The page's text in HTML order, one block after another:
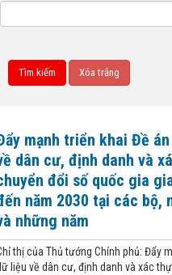
mạnh triển khai Đề
dân cư, định danh và
đổi số quốc gia
năm 2030 tại các bộ,
những năm
thị của Thủ tướng Chính phủ: Đẩy
liệu về dân cư, định danh và xác